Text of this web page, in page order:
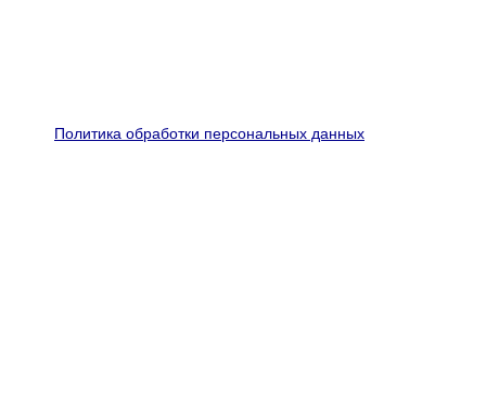
Политика обработки персональных данных